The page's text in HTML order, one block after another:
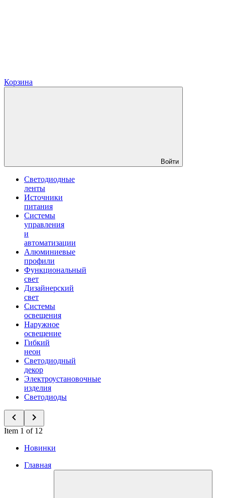
Корзина
Войти
Светодиодные
ленты
Источники
питания
Системы
управления
и
автоматизации
Алюминиевые
профили
Функциональный
свет
Дизайнерский
свет
Системы
освещения
Наружное
освещение
Гибкий
неон
Светодиодный
декор
Электроустановочные
изделия
Светодиоды
Item 1 of 12
Новинки
Главная